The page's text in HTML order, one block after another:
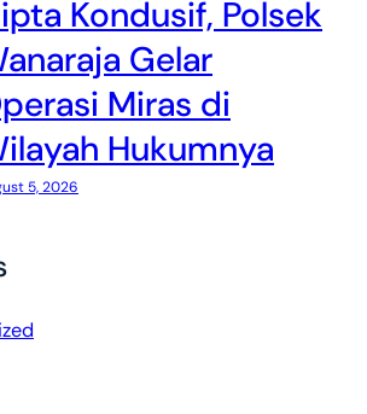
Kondusif, Polsek
Gelar
Miras di
Hukumnya
5, 2026